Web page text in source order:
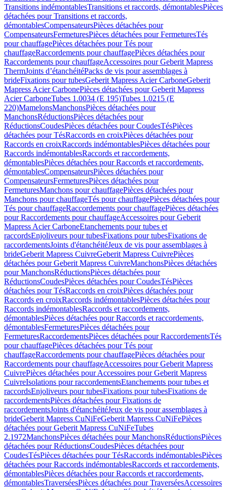
Transitions indémontablesTransitions et raccords, démontablesPièces
détachées pour Transitions et raccords,
démontablesCompensateursPièces détachées pour
CompensateursFermeturesPièces détachées pour FermeturesTés
pour chauffagePièces détachées pour Tés pour
chauffageRaccordements pour chauffagePièces détachées pour
Raccordements pour chauffageAccessoires pour Geberit Mapress
ThermJoints d’étanchéitéPacks de vis pour assemblages à
brideFixations pour tubesGeberit Mapress Acier CarboneGeberit
Mapress Acier CarbonePièces détachées pour Geberit Mapress
Acier CarboneTubes 1.0034 (E 195)Tubes 1.0215 (E
220)MamelonsManchonsPièces détachées pour
ManchonsRéductionsPièces détachées pour
RéductionsCoudesPièces détachées pour CoudesTésPièces
détachées pour TésRaccords en croixPièces détachées pour
Raccords en croixRaccords indémontablesPièces détachées pour
Raccords indémontablesRaccords et raccordements,
démontablesPièces détachées pour Raccords et raccordements,
démontablesCompensateursPièces détachées pour
CompensateursFermeturesPièces détachées pour
FermeturesManchons pour chauffagePièces détachées pour
Manchons pour chauffageTés pour chauffagePièces détachées pour
Tés pour chauffageRaccordements pour chauffagePièces détachées
pour Raccordements pour chauffageAccessoires pour Geberit
Mapress Acier CarboneEtanchements pour tubes et
raccordsEnjoliveurs pour tubesFixations pour tubesFixations de
raccordementsJoints d'étanchéitéJeux de vis pour assemblages à
brideGeberit Mapress CuivreGeberit Mapress CuivrePièces
détachées pour Geberit Mapress CuivreManchonsPièces détachées
pour ManchonsRéductionsPièces détachées pour
RéductionsCoudesPièces détachées pour CoudesTésPièces
détachées pour TésRaccords en croixPièces détachées pour
Raccords en croixRaccords indémontablesPièces détachées pour
Raccords indémontablesRaccords et raccordements,
démontablesPièces détachées pour Raccords et raccordements,
démontablesFermeturesPièces détachées pour
FermeturesRaccordementsPièces détachées pour RaccordementsTés
pour chauffagePièces détachées pour Tés pour
chauffageRaccordements pour chauffagePièces détachées pour
Raccordements pour chauffageAccessoires pour Geberit Mapress
CuivrePièces détachées pour Accessoires pour Geberit Mapress
CuivreIsolations pour raccordementsEtanchements pour tubes et
raccordsEnjoliveurs pour tubesFixations pour tubesFixations de
raccordementsPièces détachées pour Fixations de
raccordementsJoints d'étanchéitéJeux de vis pour assemblages à
brideGeberit Mapress CuNiFeGeberit Mapress CuNiFePièces
détachées pour Geberit Mapress CuNiFeTubes
2.1972ManchonsPièces détachées pour ManchonsRéductionsPièces
détachées pour RéductionsCoudesPièces détachées pour
CoudesTésPièces détachées pour TésRaccords indémontablesPièces
détachées pour Raccords indémontablesRaccords et raccordements,
démontablesPièces détachées pour Raccords et raccordements,
démontablesTraverséesPièces détachées pour TraverséesAccessoires